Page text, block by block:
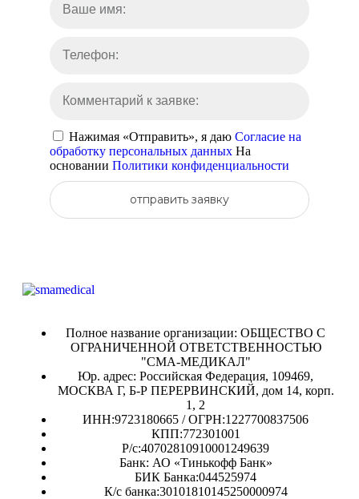
Нажимая «Отправить», я даю Согласие на
обработку персональных данных На
основании Политики конфиденциальности
отправить заявку
Полное название организации: ОБЩЕСТВО С
ОГРАНИЧЕННОЙ ОТВЕТСТВЕННОСТЬЮ
"СМА-МЕДИКАЛ"
Юр. адрес: Российская Федерация, 109469,
МОСКВА Г, Б-Р ПЕРЕРВИНСКИЙ, дом 14, корп.
1, 2
ИНН:9723180665 / ОГРН:1227700837506
КПП:772301001
Р/с:40702810910001249639
Банк: АО «Тинькофф Банк»
БИК Банка:044525974
К/с банка:30101810145250000974